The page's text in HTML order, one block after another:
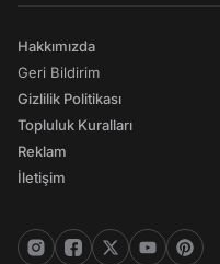
Hakkımızda
Geri Bildirim
Gizlilik Politikası
Topluluk Kuralları
Reklam
İletişim